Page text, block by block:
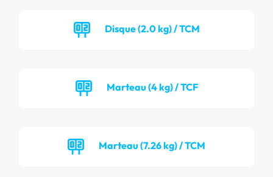
Disque (2.0 kg) / TCM
Marteau (4 kg) / TCF
Marteau (7.26 kg) / TCM